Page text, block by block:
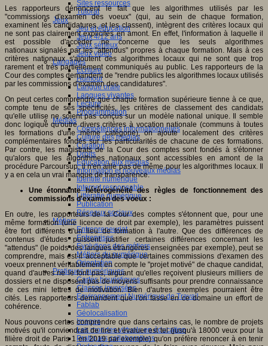
Sites ressources
Tutorat
Jeux
Jeu et éducation
Jeux 4/12 ans
Jeux sérieux
Jeux vidéo
Langages
Ecriture
Humour
Langue orale
Langues vivantes
Lecture
Programmation
Médias
Compétences informationnelles
Culture des médias
Curation
Droits
Education aux médias
Information et nouveaux médias
Identité numérique
Internet responsable
Littératie numérique
Publication
Réseaux sociaux
Métiers
Entrepreneuriat
Entreprises
Evolutions des métiers
Métiers du numérique
Orientation
Pratiques numériques
Cartes heuristiques
Classes inversées
Environnement Numérique de Travail
Fablab
Géolocalisation
Images
Les mondes virtuels en éducation
Pratiques collaboratives
Les rapporteurs dénoncent le fait que les algorithmes utilisés par les
"commissions d'examen des voeux" (qui, au sein de chaque formation,
examinent les candidatures, et les classent), intègrent des critères locaux qui
ne sont pas clairement explicités en amont. En effet, l'information à laquelle il
est possible d'accéder ne concerne que les seuls algorithmes
nationaux signalés par les "attendus" propres à chaque formation. Mais à ces
critères nationaux s'ajoutent des algorithmes locaux qui ne sont que trop
rarement et très partiellement communiqués au public. Les rapporteurs de la
Cour des comptes demandent de "rendre publics les algorithmes locaux utilisés
par les commissions d'examen des candidatures".
On peut certes comprendre que chaque formation supérieure tienne à ce que,
compte tenu de ses spécificités, les critères de classement des candidats
qu'elle utilise ne soient pas conçus sur un modèle national unique. Il semble
donc logique qu'outre divers critères à vocation nationale (communs à toutes
les formations d'une même catégorie), on ajoute localement des critères
complémentaires fondés sur les particularités de chacune de ces formations.
Par contre, les magistrats de la Cour des comptes sont fondés à s'étonner
qu'alors que les algorithmes nationaux sont accessibles en amont de la
procédure Parcoursup, il n'en aille pas de même pour les algorithmes locaux. Il
y a en cela un vrai manque de transparence.
Une étonnante hétérogénéité des règles de fonctionnement des
commissions d'examen des voeux :
En outre, les rapporteurs de la Cour des comptes s'étonnent que, pour une
même formation (une licence de droit par exemple), les paramètres puissent
être fort différents d'un lieu de formation à l'autre. Que des différences de
contenus d'études puissent justifier certaines différences concernant les
"attendus" (le poids des langues étrangères enseignées par exemple), peut se
comprendre, mais est-il acceptable que certaines commissions d'examen des
voeux prennent véritablement en compte le "projet motivé" de chaque candidat,
quand d'autres ne le font pas, arguant qu'elles reçoivent plusieurs milliers de
dossiers et ne disposent pas de moyens suffisants pour prendre connaissance
de ces mini lettres de motivation. Bien d'autres exemples pourraient être
cités. Les rapporteurs demandent que l'on fasse en ce domaine un effort de
cohérence.
Nous pouvons certes comprendre que dans certains cas, le nombre de projets
motivés qu'il conviendrait de lire et évaluer est tel (jusqu'à 18000 veux pour la
filière droit de Paris 1 en 2019 par exemple) qu'on préfère renoncer à en tenir